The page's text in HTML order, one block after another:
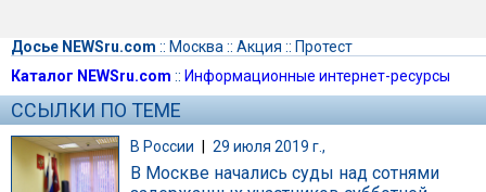
Досье NEWSru.com :: Москва :: Акция :: Протест
Каталог NEWSru.com :: Информационные интернет-ресурсы
ССЫЛКИ ПО ТЕМЕ
В России 29 июля 2019 г.,
В Москве начались суды над сотнями